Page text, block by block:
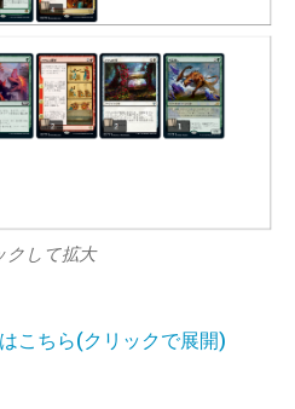
クして拡大
こちら(クリックで展開)